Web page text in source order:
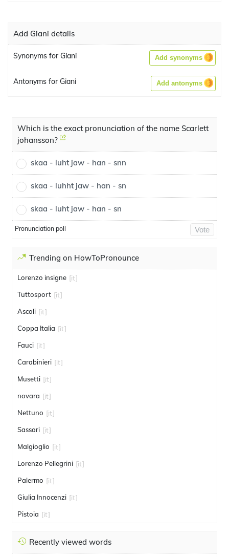
Add Giani details
Synonyms for Giani Add synonyms
Antonyms for Giani Add antonyms
Which is the exact pronunciation of the name Scarlett
johansson?
skaa - luht jaw - han - snn
skaa - luhht jaw - han - sn
skaa - luht jaw - han - sn
Pronunciation poll Vote
Trending on HowToPronounce
Lorenzo insigne [it]
Tuttosport [it]
Ascoli [it]
Coppa Italia [it]
Fauci [it]
Carabinieri [it]
Musetti [it]
novara [it]
Nettuno [it]
Sassari [it]
Malgioglio [it]
Lorenzo Pellegrini [it]
Palermo [it]
Giulia Innocenzi [it]
Pistoia [it]
Recently viewed words